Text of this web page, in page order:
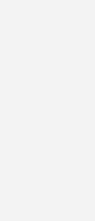
ist
finden Sie